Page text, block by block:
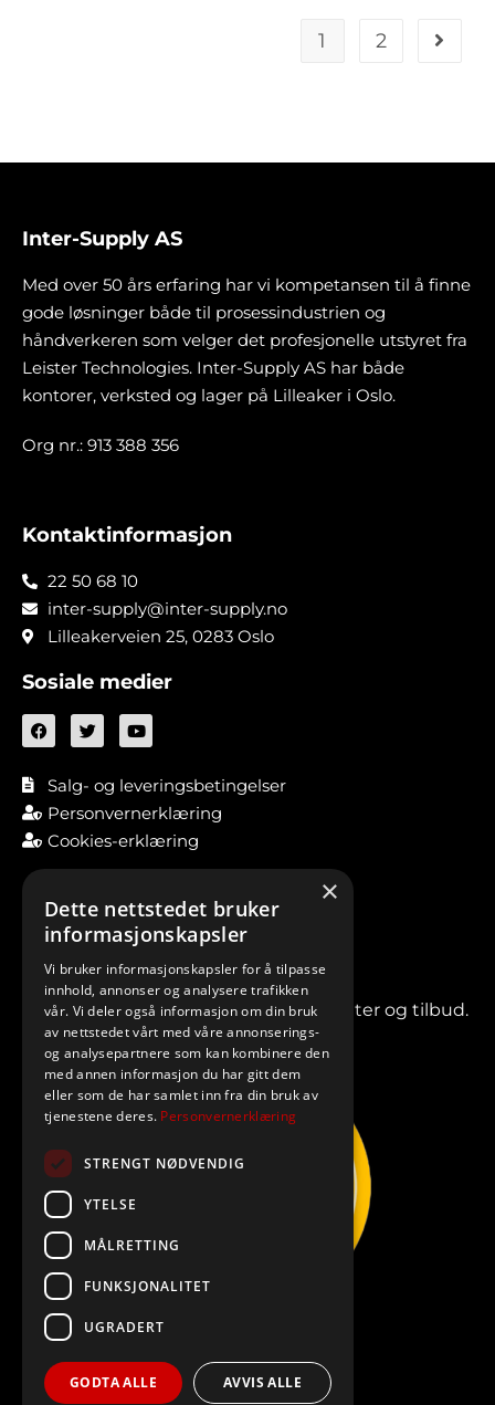
1 2
Inter-Supply AS
Med over 50 års erfaring har vi kompetansen til å finne
gode løsninger både til prosessindustrien og
håndverkeren som velger det profesjonelle utstyret fra
Leister Technologies. Inter-Supply AS har både
kontorer, verksted og lager på Lilleaker i Oslo.
Org nr.: 913 388 356
Kontaktinformasjon
22 50 68 10
inter-supply@inter-supply.no
Lilleakerveien 25, 0283 Oslo
Sosiale medier
Salg- og leveringsbetingelser
Personvernerklæring
Cookies-erklæring
Meld deg på vårt nyhetsbrev for nyheter og tilbud.
×
Dette nettstedet bruker
informasjonskapsler
Vi bruker informasjonskapsler for å tilpasse
innhold, annonser og analysere trafikken
vår. Vi deler også informasjon om din bruk
av nettstedet vårt med våre annonserings-
og analysepartnere som kan kombinere den
med annen informasjon du har gitt dem
eller som de har samlet inn fra din bruk av
tjenestene deres. Personvernerklæring
STRENGT NØDVENDIG
YTELSE
MÅLRETTING
FUNKSJONALITET
UGRADERT
GODTA ALLE AVVIS ALLE